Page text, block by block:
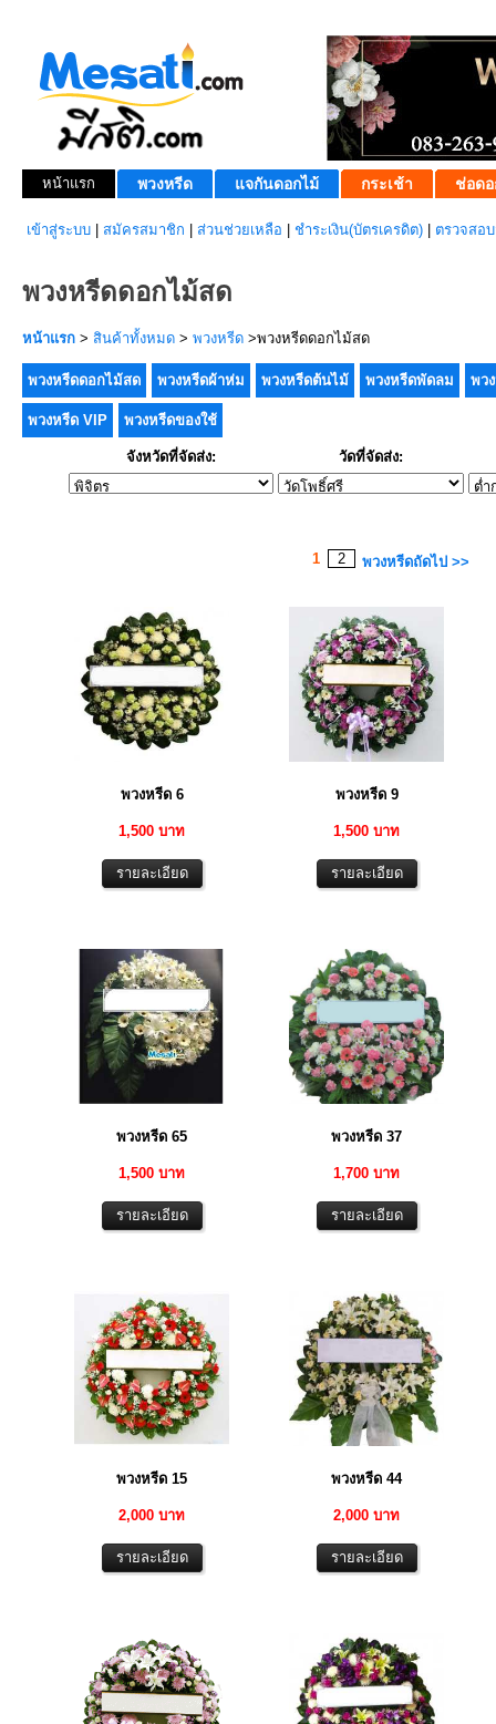
หน้าแรก พวงหรีด แจกันดอกไม้ กระเช้า ช่อดอ
เข้าสู่ระบบ สมัครสมาชิก ส่วนช่วยเหลือ ชำระเงิน(บัตรเครดิต) ตรวจสอ
พวงหรีดดอกไม้สด
หน้าแรก > สินค้าทั้งหมด > พวงหรีด >พวงหรีดดอกไม้สด
พวงหรีดดอกไม้สด พวงหรีดผ้าห่ม พวงหรีดต้นไม้ พวงหรีดพัดลม พว
พวงหรีด VIP พวงหรีดของใช้
จังหวัดที่จัดส่ง: วัดที่จัดส่ง:
1 2 พวงหรีดถัดไป >>
พวงหรีด 6
1,500 บาท
พวงหรีด 9
1,500 บาท
พวงหรีด 65
1,500 บาท
พวงหรีด 37
1,700 บาท
พวงหรีด 15
2,000 บาท
พวงหรีด 44
2,000 บาท